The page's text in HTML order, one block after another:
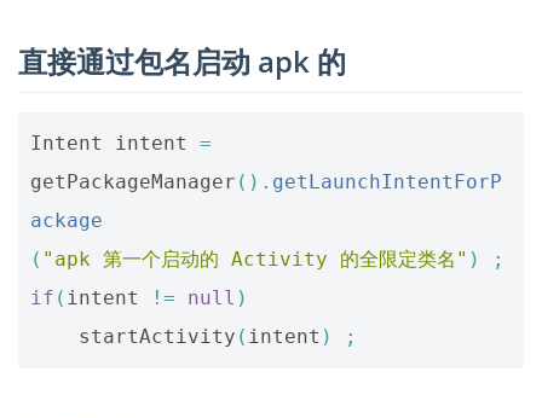
直接通过包名启动 apk 的
Intent intent
=
getPackageManager (). getLaunchIntentForP
ackage
( "apk 第一个启动的 Activity 的全限定类名" )
;
if ( intent != null )
startActivity ( intent ) ;